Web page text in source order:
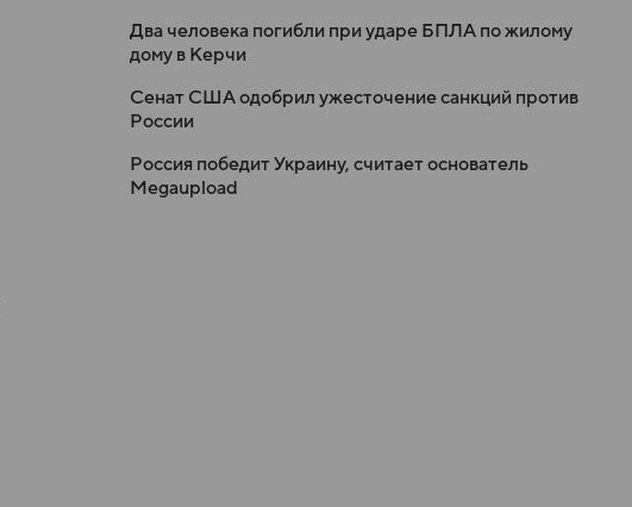
Два человека погибли при ударе БПЛА по жилому
дому в Керчи
Сенат США одобрил ужесточение санкций против
России
Россия победит Украину, считает основатель
Megaupload